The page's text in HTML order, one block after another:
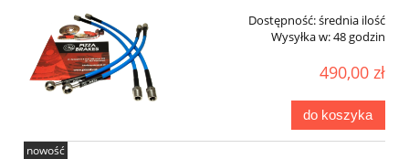
Dostępność:średnia ilość
Wysyłka w:48 godzin
490,00 zł
do koszyka
nowość